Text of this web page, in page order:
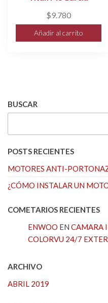
$9.780
Añadir al carrito
BUSCAR
POSTS RECIENTES
MOTORES ANTI-
¿CÓMO INSTALAR UN
COMETARIOS RECIENTES
ENWOO EN CAMARA
COLORVU 24/7
ARCHIVO
ABRIL 2019